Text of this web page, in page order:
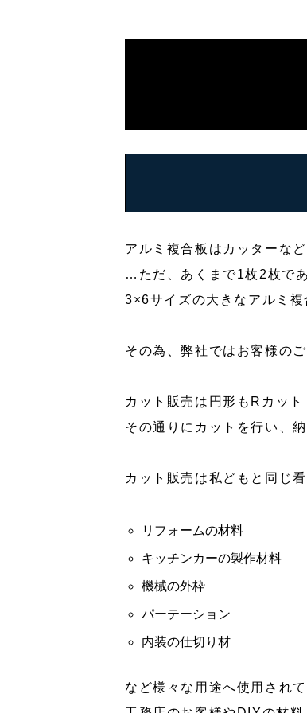
アルミ複合板はカッターな
…ただ、あくまで1枚2枚で
3×6サイズの大きなアルミ
その為、弊社ではお客様の
カット販売は円形もRカッ
その通りにカットを行い、
カット販売は私どもと同じ
リフォームの材料
キッチンカーの製作材料
機械の外枠
パーテーション
内装の仕切り材
など様々な用途へ使用され